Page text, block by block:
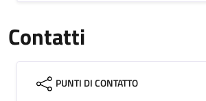
Contatti
PUNTI DI CONTATTO